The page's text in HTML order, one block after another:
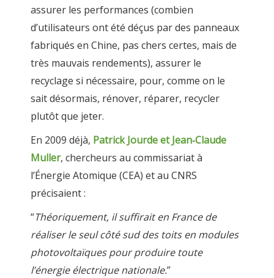
assurer les performances (combien
d’utilisateurs ont été déçus par des panneaux
fabriqués en Chine, pas chers certes, mais de
très mauvais rendements), assurer le
recyclage si nécessaire, pour, comme on le
sait désormais, rénover, réparer, recycler
plutôt que jeter.
En 2009 déjà, Patrick Jourde et Jean‑Claude
Muller, chercheurs au commissariat à
l’Énergie Atomique (CEA) et au CNRS
précisaient :
“Théoriquement, il suffirait en France de
réaliser le seul côté sud des toits en modules
photovoltaïques pour produire toute
l’énergie électrique nationale.”